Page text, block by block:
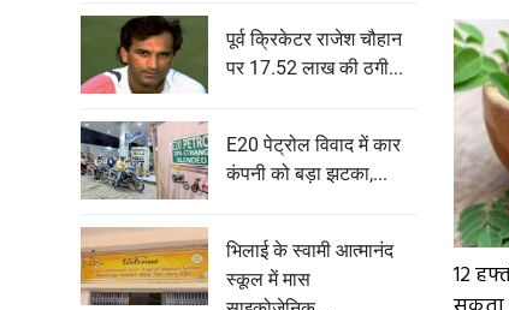
पूर्व क्रिकेटर राजेश चौहान
पर 17.52 लाख की ठगी...
E20 पेट्रोल विवाद में कार
कंपनी को बड़ा झटका,...
भिलाई के स्वामी आत्मानंद
स्कूल में मास
12